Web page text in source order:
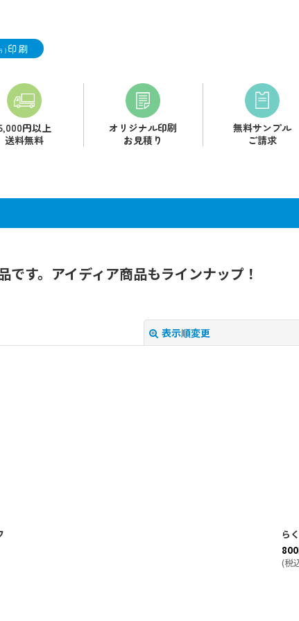
) 印刷
円以上
送料無料
オリジナル印刷
お見積り
無料サンプル
ご請求
す。アイディア商品もラインナップ！
表示順変更
ら
800
(税